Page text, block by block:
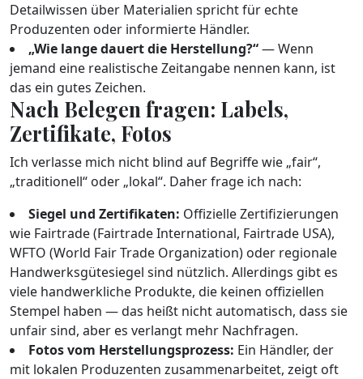
Detailwissen über Materialien spricht für echte
Produzenten oder informierte Händler.
„Wie lange dauert die Herstellung?“— Wenn
jemand eine realistische Zeitangabe nennen kann, ist
das ein gutes Zeichen.
Nach Belegen fragen: Labels,
Zertifikate, Fotos
Ich verlasse mich nicht blind auf Begriffe wie „fair“,
„traditionell“ oder „lokal“. Daher frage ich nach:
Siegel und Zertifikaten: Offizielle Zertifizierungen
wie Fairtrade (Fairtrade International, Fairtrade USA),
WFTO (World Fair Trade Organization) oder regionale
Handwerksgütesiegel sind nützlich. Allerdings gibt es
viele handwerkliche Produkte, die keinen offiziellen
Stempel haben — das heißt nicht automatisch, dass sie
unfair sind, aber es verlangt mehr Nachfragen.
Fotos vom Herstellungsprozess: Ein Händler, der
mit lokalen Produzenten zusammenarbeitet, zeigt oft